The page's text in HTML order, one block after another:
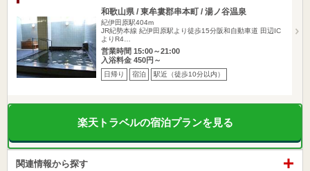
和歌山県 / 東牟婁郡串本町 / 湯ノ谷温泉
紀伊田原駅404m
JR紀勢本線 紀伊田原駅より徒歩15分阪和自動車道 田辺IC
よりR4…
営業時間 15:00～21:00
入浴料金 450円～
日帰り 宿泊 駅近（徒歩10分以内）
楽天トラベルの宿泊プランを見る
関連情報から探す